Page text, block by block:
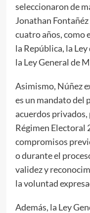
seleccionaron de
Jonathan
cuatro años, como
la República, la
la Ley General de
Asimismo, Núñez
es un mandato del
acuerdos privados,
Régimen Electoral
compromisos
o durante el
validez y
la voluntad
Además, la Ley